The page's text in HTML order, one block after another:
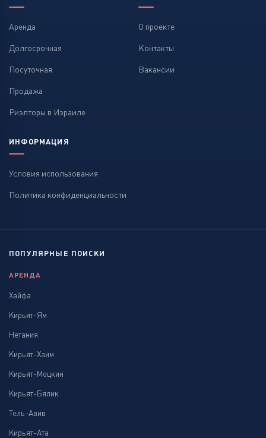
Аренда
Долгосрочная
Посуточная
Продажа
Риэлторы в Израиле
О проекте
Контакты
Вакансии
ИНФОРМАЦИЯ
Условия использования
Политика конфиденциальности
ПОПУЛЯРНЫЕ ПОИСКИ
АРЕНДА
Хайфа
Кирьят-Ям
Нетания
Кирьят-Хаим
Кирьят-Моцкин
Кирьят-Бялик
Тель-Авив
Кирьят-Ата